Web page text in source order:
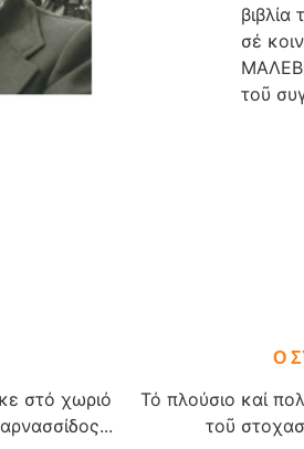
σέ
τοῦ
στό χωριό
Ο
Τό πλούσιο καί
τοῦ